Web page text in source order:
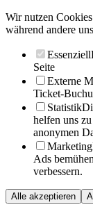
Wir nutzen
während andere
Essenziell
Seite
Externe
Ticket-
Statistik
helfen uns
anonymen
Marketing
Ads
verbessern.
Alle akzeptieren